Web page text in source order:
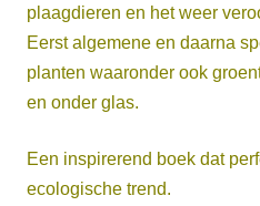
plaagdieren en het weer
Eerst algemene en daarna
planten waaronder ook
en onder glas.
Een inspirerend boek dat
ecologische trend.